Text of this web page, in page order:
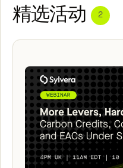
精选活动 2